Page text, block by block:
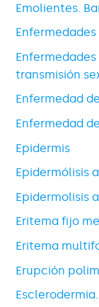
Emolientes.
transmisión
Enfermedad
Enfermedad
Epidermis
Epidermólisis
Epidermolisis
Eritema fijo
Eritema
Erupción